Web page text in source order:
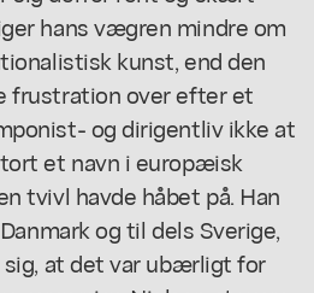
hans vægren mindre om
kunst, end den
frustration over efter et
og dirigentliv ikke at
et navn i europæisk
tvivl havde håbet på. Han
og til dels Sverige,
at det var ubærligt for